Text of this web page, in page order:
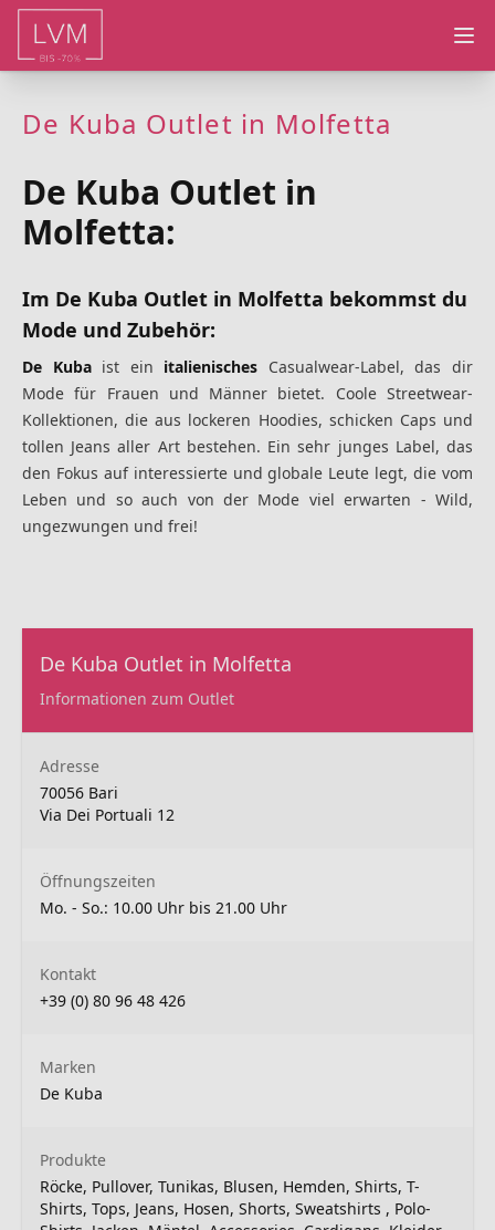
De Kuba Outlet in Molfetta
De Kuba Outlet in
Molfetta:
Im De Kuba Outlet in Molfetta bekommst du
Mode und Zubehör:
De Kubaist ein italienisches Casualwear-Label, das dir
Mode für Frauen und Männer bietet. Coole Streetwear-
Kollektionen, die aus lockeren Hoodies, schicken Caps und
tollen Jeans aller Art bestehen. Ein sehr junges Label, das
den Fokus auf interessierte und globale Leute legt, die vom
Leben und so auch von der Mode viel erwarten - Wild,
ungezwungen und frei!
De Kuba Outlet in Molfetta
Informationen zum Outlet
Adresse
70056 Bari
Via Dei Portuali 12
Öffnungszeiten
Mo. - So.: 10.00 Uhr bis 21.00 Uhr
Kontakt
+39 (0) 80 96 48 426
Marken
De Kuba
Produkte
Röcke, Pullover, Tunikas, Blusen, Hemden, Shirts, T-
Shirts, Tops, Jeans, Hosen, Shorts, Sweatshirts , Polo-